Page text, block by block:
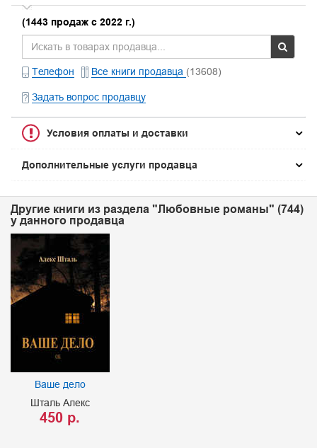
(1443 продаж с 2022 г.)
Телефон Все книги продавца (13608)
Задать вопрос продавцу
Условия оплаты и доставки
Дополнительные услуги продавца
Другие книги из раздела "Любовные романы" (744)
у данного продавца
Ваше дело
Шталь Алекс
450 р.